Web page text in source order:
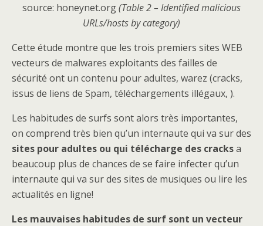
source: honeynet.org(Table 2 – Identified malicious
URLs/hosts by category)
Cette étude montre que les trois premiers sites WEB
vecteurs de malwares exploitants des failles de
sécurité ont un contenu pour adultes, warez (cracks,
issus de liens de Spam, téléchargements illégaux, ).
Les habitudes de surfs sont alors très importantes,
on comprend très bien qu’un internaute qui va sur des
sites pour adultes ou qui télécharge des cracksa
beaucoup plus de chances de se faire infecter qu’un
internaute qui va sur des sites de musiques ou lire les
actualités en ligne!
Les mauvaises habitudes de surf sont un vecteur